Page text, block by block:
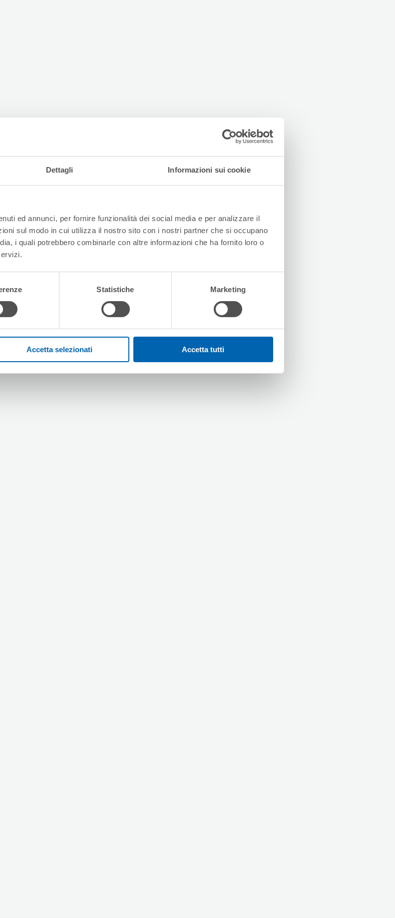
Dettagli Informazioni sui cookie
ed annunci, per fornire funzionalità dei social media e per analizzare il
sul modo in cui utilizza il nostro sito con i nostri partner che si occupano
i quali potrebbero combinarle con altre informazioni che ha fornito loro o
Statistiche Marketing
Accetta selezionati Accetta tutti